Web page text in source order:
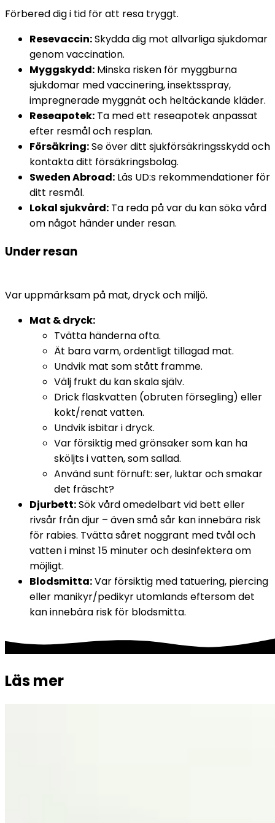
Förbered dig i tid för att resa tryggt.
Resevaccin: Skydda dig mot allvarliga sjukdomar
genom vaccination.
Myggskydd: Minska risken för myggburna
sjukdomar med vaccinering, insektsspray,
impregnerade myggnät och heltäckande kläder.
Reseapotek: Ta med ett reseapotek anpassat
efter resmål och resplan.
Försäkring: Se över ditt sjukförsäkringsskydd och
kontakta ditt försäkringsbolag.
Sweden Abroad: Läs UD:s rekommendationer för
ditt resmål.
Lokal sjukvård: Ta reda på var du kan söka vård
om något händer under resan.
Under resan
Var uppmärksam på mat, dryck och miljö.
Mat & dryck:
Tvätta händerna ofta.
Ät bara varm, ordentligt tillagad mat.
Undvik mat som stått framme.
Välj frukt du kan skala själv.
Drick flaskvatten (obruten försegling) eller
kokt/renat vatten.
Undvik isbitar i dryck.
Var försiktig med grönsaker som kan ha
sköljts i vatten, som sallad.
Använd sunt förnuft: ser, luktar och smakar
det fräscht?
Djurbett: Sök vård omedelbart vid bett eller
rivsår från djur – även små sår kan innebära risk
för rabies. Tvätta såret noggrant med tvål och
vatten i minst 15 minuter och desinfektera om
möjligt.
Blodsmitta: Var försiktig med tatuering, piercing
eller manikyr/pedikyr utomlands eftersom det
kan innebära risk för blodsmitta.
Läs mer